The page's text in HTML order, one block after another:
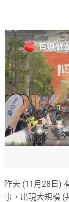
昨天 (11月28日)
事，出現大規模 (